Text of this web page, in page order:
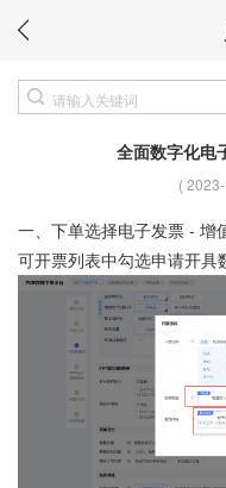
全面数字化电
(
一、下单选择电子发票 - 增
可开票列表中勾选申请开具